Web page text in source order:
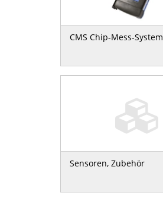
CMS Chip-Mess-System
Sensoren, Zubehör